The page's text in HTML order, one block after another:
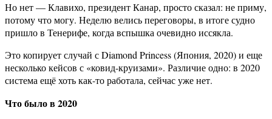
Но нет — Клавихо, президент Канар, просто сказал: не приму,
потому что могу. Неделю велись переговоры, в итоге судно
пришло в Тенерифе, когда вспышка очевидно иссякла.
Это копирует случай с Diamond Princess (Япония, 2020) и еще
несколько кейсов с «ковид-круизами». Различие одно: в 2020
система ещё хоть как-то работала, сейчас уже нет.
Что было в 2020